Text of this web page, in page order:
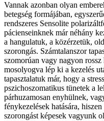
Vannak azonban olyan
betegség formájában,
rendszeres Sensolite
pácienseinknek már néhány
a hangulatuk, a közérzetük,
szorongás. Számtalanszor
szomorúan vagy nagyon
mosolyogva lép ki a kezelés
tapasztalatuk már, hogy a
pszichoszomatikus tünetek a
párhuzamosan enyhülnek,
fénykezelések hatására,
szorongást képesek vagyunk